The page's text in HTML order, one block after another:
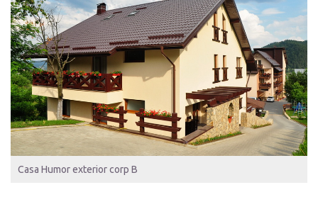
Casa Humor exterior corp B